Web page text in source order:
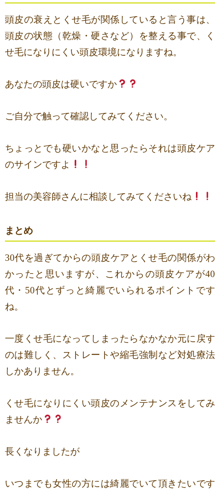
頭皮の衰えとくせ毛が関係していると言う事は、
頭皮の状態（乾燥・硬さなど）を整える事で、く
せ毛になりにくい頭皮環境になりますね。
あなたの頭皮は硬いですか
ご自分で触って確認してみてください。
ちょっとでも硬いかなと思ったらそれは頭皮ケア
のサインですよ
担当の美容師さんに相談してみてくださいね
まとめ
30代を過ぎてからの頭皮ケアとくせ毛の関係がわ
かったと思いますが、これからの頭皮ケアが40
代・50代とずっと綺麗でいられるポイントです
ね。
一度くせ毛になってしまったらなかなか元に戻す
のは難しく、ストレートや縮毛強制など対処療法
しかありません。
くせ毛になりにくい頭皮のメンテナンスをしてみ
ませんか
長くなりましたが
いつまでも女性の方には綺麗でいて頂きたいです